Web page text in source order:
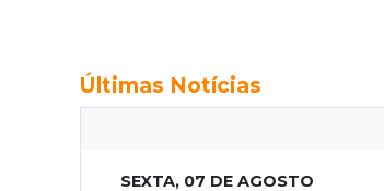
Últimas Notícias
SEXTA, 07 DE AGOSTO